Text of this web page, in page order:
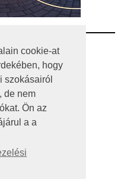
cookie-at
hogy
szokásairól
de nem
Ön az
a a